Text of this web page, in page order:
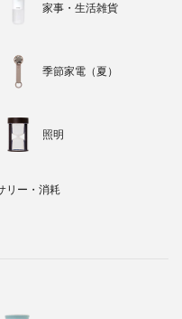
家事・生活雑貨
季節家電（夏）
照明
リー・消耗